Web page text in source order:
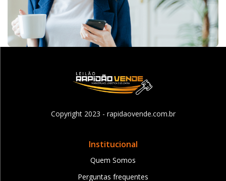
Copyright 2023 - rapidaovende.com.br
Institucional
Quem Somos
Perguntas frequentes